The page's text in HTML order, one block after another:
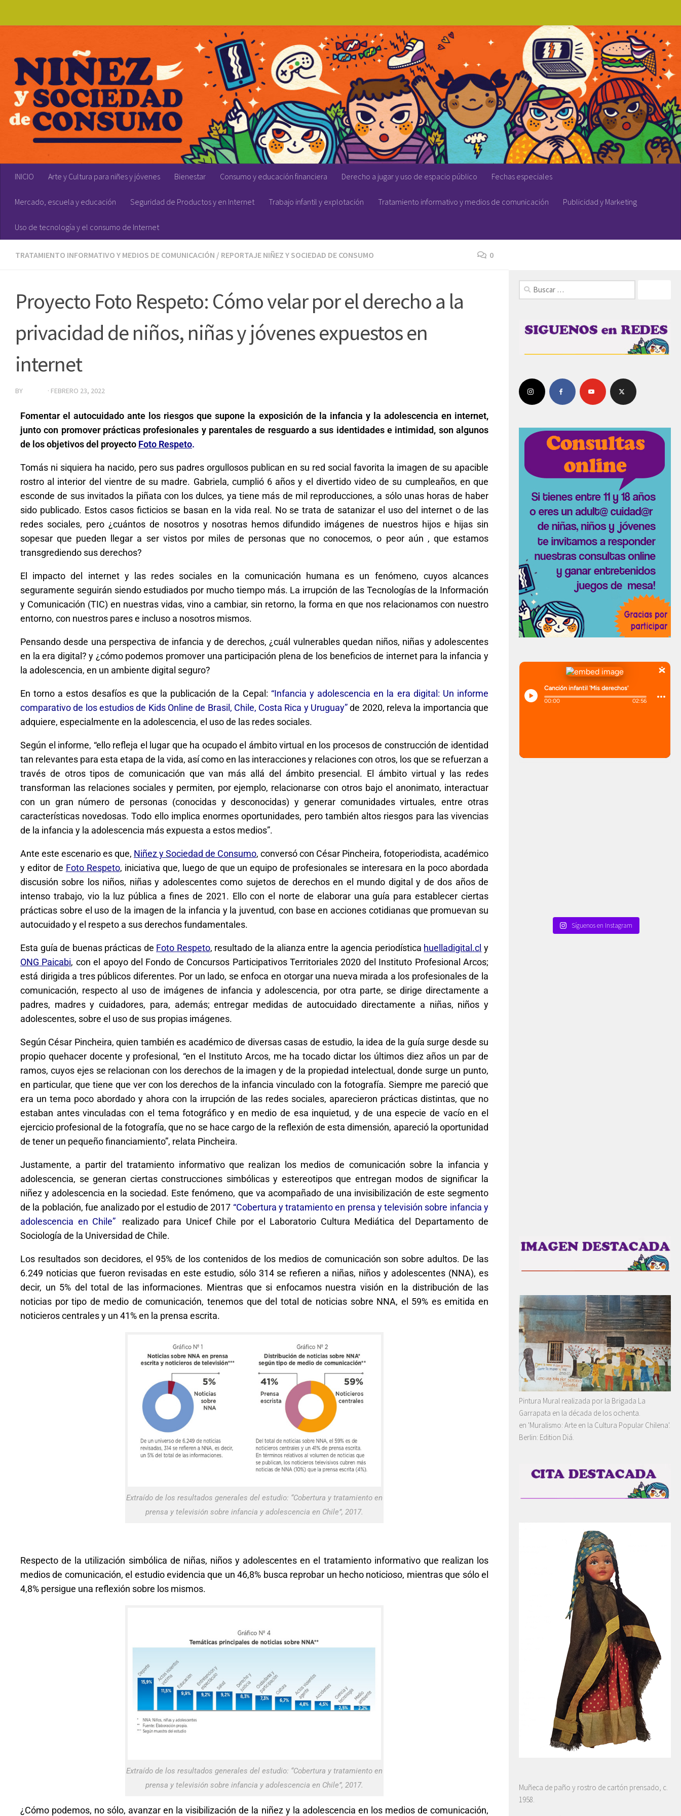
INICIO Arte y Cultura para niñes y jóvenes Bienestar Consumo y educación financiera Derecho a jugar y uso de espacio público Fechas especiales
Mercado, escuela y educación Seguridad de Productos y en Internet Trabajo infantil y explotación Tratamiento informativo y medios de comunicación Publicidad y Marketing
Uso de tecnología y el consumo de Internet
TRATAMIENTO INFORMATIVO Y MEDIOS DE COMUNICACIÓN / REPORTAJE NIÑEZ Y SOCIEDAD DE CONSUMO 0
Proyecto Foto Respeto: Cómo velar por el derecho a la
privacidad de niños, niñas y jóvenes expuestos en
internet
BY · FEBRERO 23, 2022
Fomentar el autocuidado ante los riesgos que supone la exposición de la infancia y la adolescencia en internet,
junto con promover prácticas profesionales y parentales de resguardo a sus identidades e intimidad, son algunos
de los objetivos del proyecto Foto Respeto.
Tomás ni siquiera ha nacido, pero sus padres orgullosos publican en su red social favorita la imagen de su apacible
rostro al interior del vientre de su madre. Gabriela, cumplió 6 años y el divertido video de su cumpleaños, en que
esconde de sus invitados la piñata con los dulces, ya tiene más de mil reproducciones, a sólo unas horas de haber
sido publicado. Estos casos ficticios se basan en la vida real. No se trata de satanizar el uso del internet o de las
redes sociales, pero ¿cuántos de nosotros y nosotras hemos difundido imágenes de nuestros hijos e hijas sin
sopesar que pueden llegar a ser vistos por miles de personas que no conocemos, o peor aún , que estamos
transgrediendo sus derechos?
El impacto del internet y las redes sociales en la comunicación humana es un fenómeno, cuyos alcances
seguramente seguirán siendo estudiados por mucho tiempo más. La irrupción de las Tecnologías de la Información
y Comunicación (TIC) en nuestras vidas, vino a cambiar, sin retorno, la forma en que nos relacionamos con nuestro
entorno, con nuestros pares e incluso a nosotros mismos.
Pensando desde una perspectiva de infancia y de derechos, ¿cuál vulnerables quedan niños, niñas y adolescentes
en la era digital? y ¿cómo podemos promover una participación plena de los beneficios de internet para la infancia y
la adolescencia, en un ambiente digital seguro?
En torno a estos desafíos es que la publicación de la Cepal: “Infancia y adolescencia en la era digital: Un informe
comparativo de los estudios de Kids Online de Brasil, Chile, Costa Rica y Uruguay”de 2020, releva la importancia que
adquiere, especialmente en la adolescencia, el uso de las redes sociales.
Según el informe, “ello refleja el lugar que ha ocupado el ámbito virtual en los procesos de construcción de identidad
tan relevantes para esta etapa de la vida, así como en las interacciones y relaciones con otros, los que se refuerzan a
través de otros tipos de comunicación que van más allá del ámbito presencial. El ámbito virtual y las redes
transforman las relaciones sociales y permiten, por ejemplo, relacionarse con otros bajo el anonimato, interactuar
con un gran número de personas (conocidas y desconocidas) y generar comunidades virtuales, entre otras
características novedosas. Todo ello implica enormes oportunidades, pero también altos riesgos para las vivencias
de la infancia y la adolescencia más expuesta a estos medios”.
Ante este escenario es que, Niñez y Sociedad de Consumo, conversó con César Pincheira, fotoperiodista, académico
y editor de Foto Respeto, iniciativa que, luego de que un equipo de profesionales se interesara en la poco abordada
discusión sobre los niños, niñas y adolescentes como sujetos de derechos en el mundo digital y de dos años de
intenso trabajo, vio la luz pública a fines de 2021. Ello con el norte de elaborar una guía para establecer ciertas
prácticas sobre el uso de la imagen de la infancia y la juventud, con base en acciones cotidianas que promuevan su
autocuidado y el respeto a sus derechos fundamentales.
Esta guía de buenas prácticas de Foto Respeto, resultado de la alianza entre la agencia periodística huelladigital.cl y
ONG Paicabi, con el apoyo del Fondo de Concursos Participativos Territoriales 2020 del Instituto Profesional Arcos;
está dirigida a tres públicos diferentes. Por un lado, se enfoca en otorgar una nueva mirada a los profesionales de la
comunicación, respecto al uso de imágenes de infancia y adolescencia, por otra parte, se dirige directamente a
padres, madres y cuidadores, para, además; entregar medidas de autocuidado directamente a niñas, niños y
adolescentes, sobre el uso de sus propias imágenes.
Según César Pincheira, quien también es académico de diversas casas de estudio, la idea de la guía surge desde su
propio quehacer docente y profesional, “en el Instituto Arcos, me ha tocado dictar los últimos diez años un par de
ramos, cuyos ejes se relacionan con los derechos de la imagen y de la propiedad intelectual, donde surge un punto,
en particular, que tiene que ver con los derechos de la infancia vinculado con la fotografía. Siempre me pareció que
era un tema poco abordado y ahora con la irrupción de las redes sociales, aparecieron prácticas distintas, que no
estaban antes vinculadas con el tema fotográfico y en medio de esa inquietud, y de una especie de vacío en el
ejercicio profesional de la fotografía, que no se hace cargo de la reflexión de esta dimensión, apareció la oportunidad
de tener un pequeño financiamiento”, relata Pincheira.
Justamente, a partir del tratamiento informativo que realizan los medios de comunicación sobre la infancia y
adolescencia, se generan ciertas construcciones simbólicas y estereotipos que entregan modos de significar la
niñez y adolescencia en la sociedad. Este fenómeno, que va acompañado de una invisibilización de este segmento
de la población, fue analizado por el estudio de 2017 “Cobertura y tratamiento en prensa y televisión sobre infancia y
adolescencia en Chile”
realizado para Unicef Chile por el Laboratorio Cultura Mediática del Departamento de
Sociología de la Universidad de Chile.
Los resultados son decidores, el 95% de los contenidos de los medios de comunicación son sobre adultos. De las
6.249 noticias que fueron revisadas en este estudio, sólo 314 se refieren a niñas, niños y adolescentes (NNA), es
decir, un 5% del total de las informaciones. Mientras que si enfocamos nuestra visión en la distribución de las
noticias por tipo de medio de comunicación, tenemos que del total de noticias sobre NNA, el 59% es emitida en
noticieros centrales y un 41% en la prensa escrita.
Extraído de los resultados generales del estudio: “Cobertura y tratamiento en
prensa y televisión sobre infancia y adolescencia en Chile”, 2017.
Respecto de la utilización simbólica de niñas, niños y adolescentes en el tratamiento informativo que realizan los
medios de comunicación, el estudio evidencia que un 46,8% busca reprobar un hecho noticioso, mientras que sólo el
4,8% persigue una reflexión sobre los mismos.
Extraído de los resultados generales del estudio: “Cobertura y tratamiento en
prensa y televisión sobre infancia y adolescencia en Chile”, 2017.
¿Cómo podemos, no sólo, avanzar en la visibilización de la niñez y la adolescencia en los medios de comunicación,
Síguenos en Instagram
Pintura Mural realizada por la Brigada La
Garrapata en la década de los ochenta.
en 'Muralismo: Arte en la Cultura Popular Chilena'.
Berlin: Edition Diá.
Muñeca de paño y rostro de cartón prensado, c.
1958.